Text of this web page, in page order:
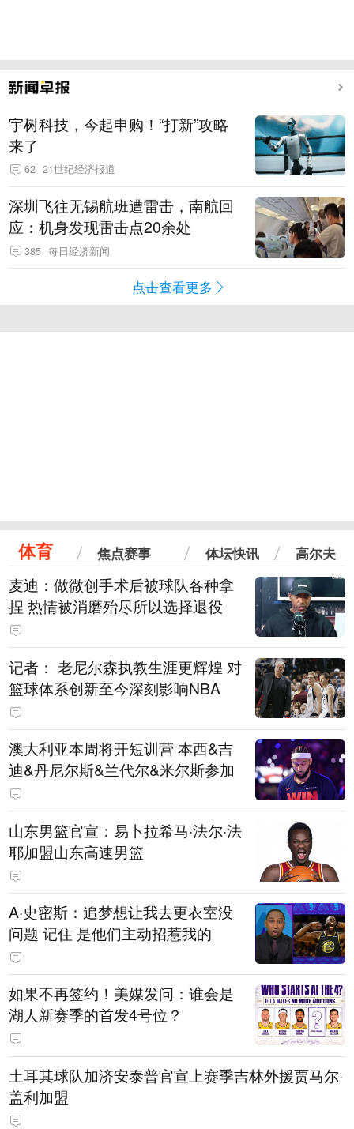
宇树科技，今起申购！“打新”攻略
来了
62 21世纪经济报道
深圳飞往无锡航班遭雷击，南航回
应：机身发现雷击点20余处
385 每日经济新闻
点击查看更多
体育 焦点赛事 体坛快讯 高尔夫
麦迪：做微创手术后被球队各种拿
捏 热情被消磨殆尽所以选择退役
记者： 老尼尔森执教生涯更辉煌 对
篮球体系创新至今深刻影响NBA
澳大利亚本周将开短训营 本西&吉
迪&丹尼尔斯&兰代尔&米尔斯参加
山东男篮官宣：易卜拉希马·法尔·法
耶加盟山东高速男篮
A·史密斯：追梦想让我去更衣室没
问题 记住 是他们主动招惹我的
如果不再签约！美媒发问：谁会是
湖人新赛季的首发4号位？
土耳其球队加济安泰普官宣上赛季吉林外援贾马尔·
盖利加盟